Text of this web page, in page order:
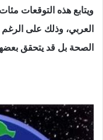
ويتابع هذه التوقعات
العربي، وذلك على
الصحة بل قد يتحقق